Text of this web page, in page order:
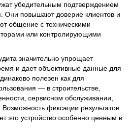
убедительным подтверждением
Они повышают доверие клиентов и
общение с техническими
или контролирующими
значительно упрощает
и дает объективные данные для
полезен как для
— в строительстве,
сервисном обслуживании,
фиксации результатов
это устройство особенно ценным в